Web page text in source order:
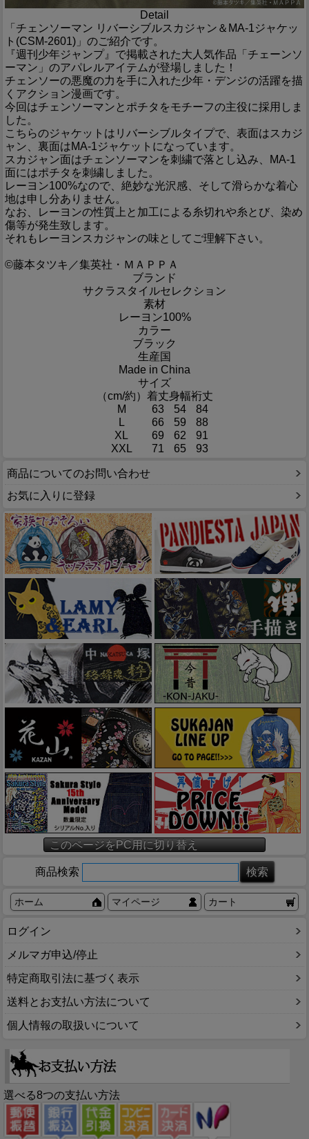
Detail
「チェンソーマン リバーシブルスカジャン＆MA-1ジャケッ
ト(CSM-2601)」のご紹介です。
『週刊少年ジャンプ』で掲載された大人気作品「チェーンソ
ーマン」のアパレルアイテムが登場しました！
チェンソーの悪魔の力を手に入れた少年・デンジの活躍を描
くアクション漫画です。
今回はチェンソーマンとポチタをモチーフの主役に採用しま
した。
こちらのジャケットはリバーシブルタイプで、表面はスカジ
ャン、裏面はMA-1ジャケットになっています。
スカジャン面はチェンソーマンを刺繍で落とし込み、MA-1
面にはポチタを刺繍しました。
レーヨン100%なので、絶妙な光沢感、そして滑らかな着心
地は申し分ありません。
なお、レーヨンの性質上と加工による糸切れや糸とび、染め
傷等が発生致します。
それもレーヨンスカジャンの味としてご理解下さい。
©藤本タツキ／集英社・ＭＡＰＰＡ
ブランド
サクラスタイルセレクション
素材
レーヨン100%
カラー
ブラック
生産国
Made in China
サイズ
（cm/約） 着丈身幅裄丈
M
63 54
84
L
66 59
88
XL
69 62
91
XXL
71 65 93
商品についてのお問い合わせ
お気に入りに登録
このページをPC用に切り替え
商品検索
ホーム マイページ カート
ログイン
メルマガ申込/停止
特定商取引法に基づく表示
送料とお支払い方法について
個人情報の取扱いについて
選べる8つの支払い方法